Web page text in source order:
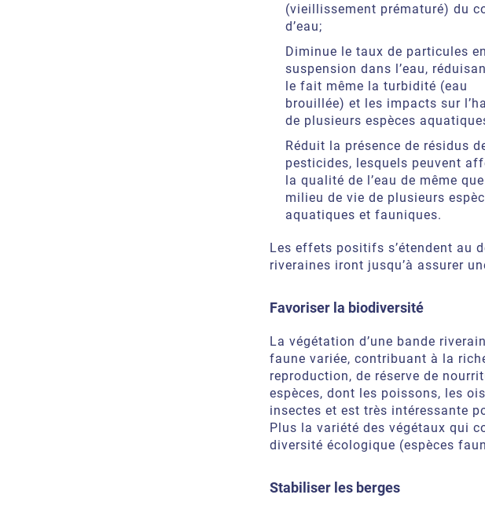
(vieillissement prématuré) du
d’eau;
Diminue le taux de particules en
suspension dans l’eau,
le fait même la turbidité (eau
brouillée) et les impacts sur
de plusieurs espèces
Réduit la présence de résidus
pesticides, lesquels peuvent
la qualité de l’eau de même
milieu de vie de plusieurs
aquatiques et fauniques.
Les effets positifs s’étendent au
riveraines iront jusqu’à assurer
Favoriser la biodiversité
La végétation d’une bande
faune variée, contribuant à la
reproduction, de réserve de
espèces, dont les poissons, les
insectes et est très intéressante
Plus la variété des végétaux qui
diversité écologique (espèces
Stabiliser les berges